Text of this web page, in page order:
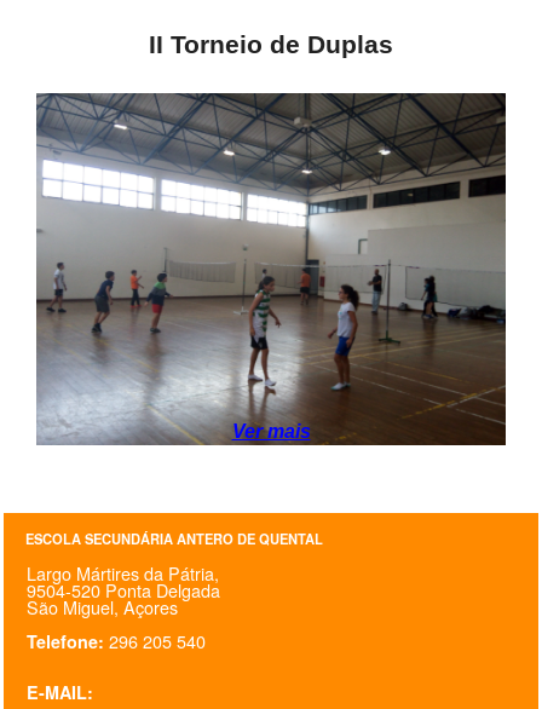
Oferta formativa
ESAQ sem Bullying
SASE
Clubes Escolares
Matrículas
FORmaESAQ
@parlamentodosjovens_esaq
@clube_robotica.esaq
ALUNOS
II Torneio de Duplas
Ver mais
ESCOLA SECUNDÁRIA ANTERO DE QUENTAL
Largo Mártires da Pátria,
9504-520 Ponta Delgada
São Miguel, Açores
Telefone: 296 205 540
E-MAIL: